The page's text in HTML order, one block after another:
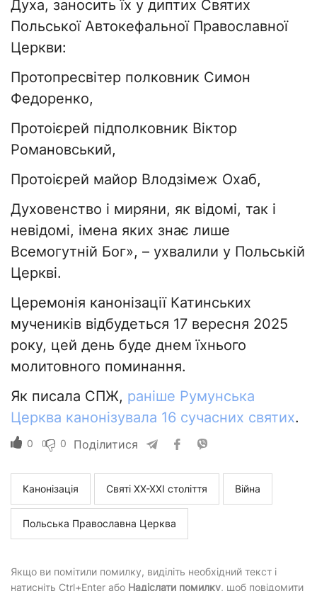
Духа, заносить їх у диптих Святих
Польської Автокефальної Православної
Церкви:
Протопресвітер полковник Симон
Федоренко,
Протоієрей підполковник Віктор
Романовський,
Протоієрей майор Влодзімеж Охаб,
Духовенство і миряни, як відомі, так і
невідомі, імена яких знає лише
Всемогутній Бог», – ухвалили у Польській
Церкві.
Церемонія канонізації Катинських
мучеників відбудеться 17 вересня 2025
року, цей день буде днем ​​їхнього
молитовного поминання.
Як писала СПЖ, раніше Румунська
Церква канонізувала 16 сучасних святих.
0 0 Поділитися
Канонізація Святі ХХ-ХХI століття Війна
Польська Православна Церква
Якщо ви помітили помилку, виділіть необхідний текст і
натисніть Ctrl+Enter або Надіслати помилку, щоб повідомити